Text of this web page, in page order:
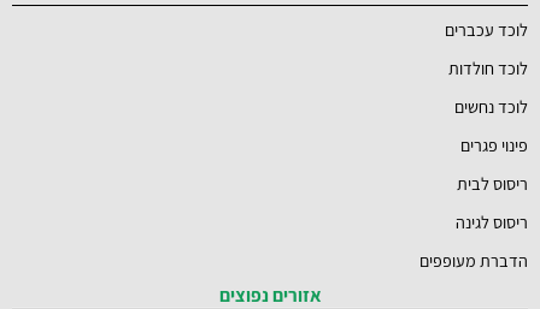
לוכד עכברים
לוכד חולדות
לוכד נחשים
פינוי פגרים
ריסוס לבית
ריסוס לגינה
הדברת מעופפים
אזורים נפוצים